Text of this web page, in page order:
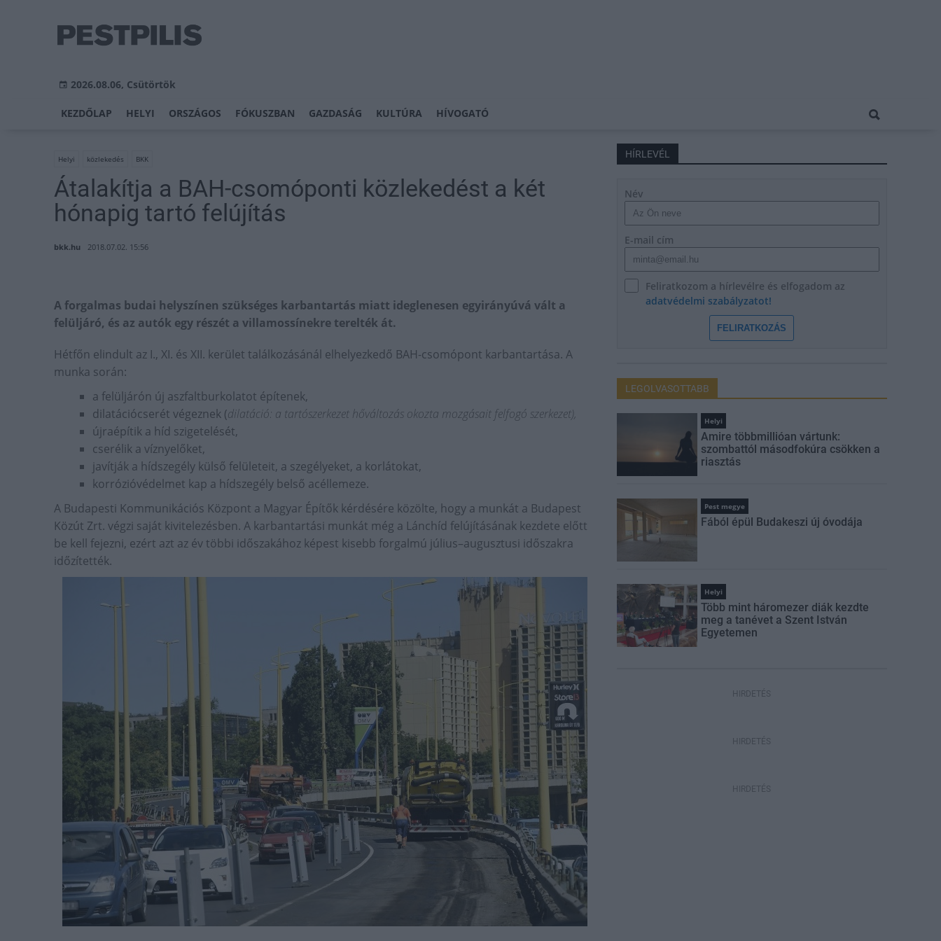
2026.08.06, Csütörtök
KEZDŐLAP HELYI ORSZÁGOS FÓKUSZBAN GAZDASÁG KULTÚRA HÍVOGATÓ
Helyi közlekedés BKK
Átalakítja a BAH-csomóponti közlekedést a két
hónapig tartó felújítás
bkk.hu 2018.07.02. 15:56
A forgalmas budai helyszínen szükséges karbantartás miatt ideglenesen egyirányúvá vált a
felüljáró, és az autók egy részét a villamossínekre terelték át.
Hétfőn elindult az I., XI. és XII. kerület találkozásánál elhelyezkedő BAH-csomópont karbantartása. A
munka során:
a felüljárón új aszfaltburkolatot építenek,
dilatációcserét végeznek (dilatáció: a tartószerkezet hőváltozás okozta mozgásait felfogó szerkezet),
újraépítik a híd szigetelését,
cserélik a víznyelőket,
javítják a hídszegély külső felületeit, a szegélyeket, a korlátokat,
korrózióvédelmet kap a hídszegély belső acéllemeze.
A Budapesti Kommunikációs Központ a Magyar Építők kérdésére közölte, hogy a munkát a Budapest
Közút Zrt. végzi saját kivitelezésben. A karbantartási munkát még a Lánchíd felújításának kezdete előtt
be kell fejezni, ezért azt az év többi időszakához képest kisebb forgalmú július–augusztusi időszakra
időzítették.
HÍRLEVÉL
Név
E-mail cím
Feliratkozom a hírlevélre és elfogadom az
adatvédelmi szabályzatot!
FELIRATKOZÁS
LEGOLVASOTTABB
Helyi
Amire többmillióan vártunk:
szombattól másodfokúra csökken a
riasztás
Pest megye
Fából épül Budakeszi új óvodája
Helyi
Több mint háromezer diák kezdte
meg a tanévet a Szent István
Egyetemen
HIRDETÉS
HIRDETÉS
HIRDETÉS